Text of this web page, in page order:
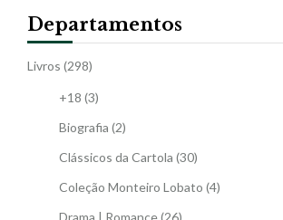
Departamentos
Livros (298)
+18 (3)
Biografia (2)
Clássicos da Cartola (30)
Coleção Monteiro Lobato (4)
Drama | Romance(26)